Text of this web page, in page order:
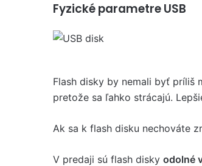
Fyzické parametre USB
Flash disky by nemali byť príliš
pretože sa ľahko strácajú.
Ak sa k flash disku nechováte
V predaji sú flash disky odolné